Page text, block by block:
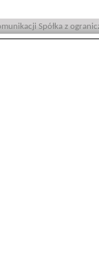
Spółka z